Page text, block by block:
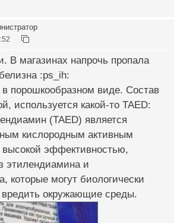
В магазинах напрочь пропала
:ps_ih:
порошкообразном виде. Состав
используется какой-то TAED:
(TAED) является
кислородным активным
высокой эффективностью,
этилендиамина и
которые могут биологически
окружающие среды.